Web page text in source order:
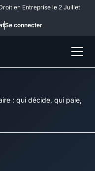
en Entreprise le 2 Juillet
Se connecter
: qui décide, qui paie,